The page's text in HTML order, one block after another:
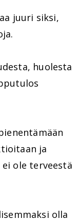
juuri siksi,
huolesta
ja
ole terveestä
olla